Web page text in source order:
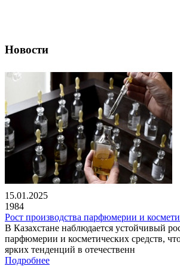
Новости
15.01.2025
1984
Рост производства парфюмерии и
В Казахстане наблюдается устойчивый
парфюмерии и косметических средств,
ярких тенденций в отечественн
Подробнее